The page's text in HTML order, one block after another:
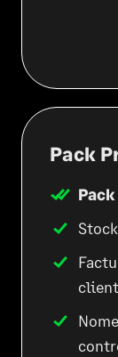
Pack
client